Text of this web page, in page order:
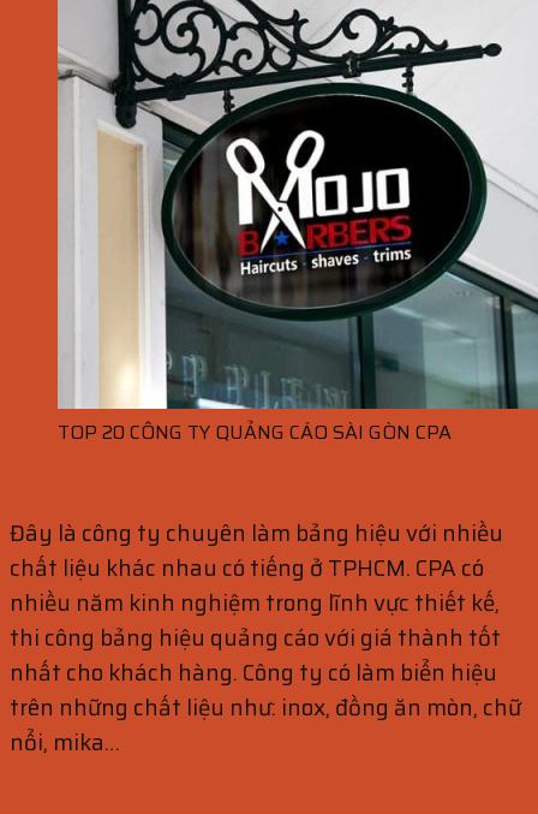
TOP 20 CÔNG TY QUẢNG CÁO SÀI GÒN CPA
Đây là công ty chuyên làm bảng hiệu với nhiều
chất liệu khác nhau có tiếng ở TPHCM. CPA có
nhiều năm kinh nghiệm trong lĩnh vực thiết kế,
thi công bảng hiệu quảng cáo với giá thành tốt
nhất cho khách hàng. Công ty có làm biển hiệu
trên những chất liệu như: inox, đồng ăn mòn, chữ
nổi, mika…